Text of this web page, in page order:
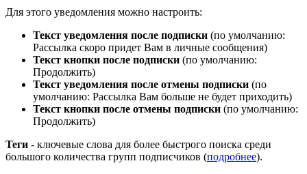
Для этого уведомления можно настроить:
Текст уведомления после подписки (по умолчанию:
Рассылка скоро придет Вам в личные сообщения)
Текст кнопки после подписки (по умолчанию:
Продолжить)
Текст уведомления после отмены подписки (по
умолчанию: Рассылка Вам больше не будет приходить)
Текст кнопки после отмены подписки (по умолчанию:
Продолжить)
Теги - ключевые слова для более быстрого поиска среди
большого количества групп подписчиков (подробнее).